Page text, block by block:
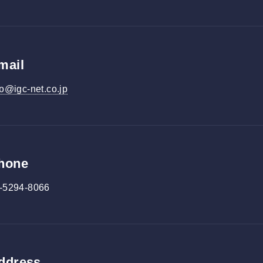
net.co.jp
5294-8066